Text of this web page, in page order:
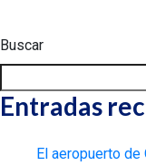
Buscar
Entradas
El aeropuerto